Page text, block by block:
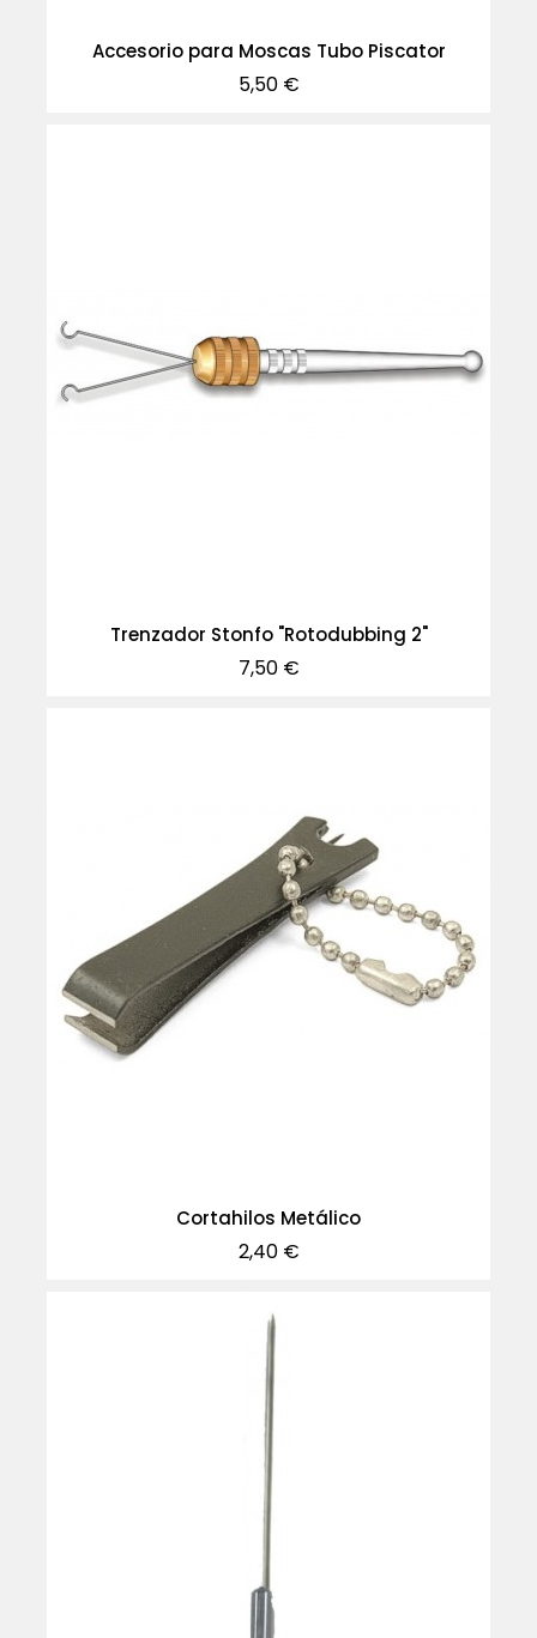
Accesorio para Moscas Tubo Piscator
Precio
5,50 €
Trenzador Stonfo "Rotodubbing 2"
Precio
7,50 €
Cortahilos Metálico
Precio
2,40 €